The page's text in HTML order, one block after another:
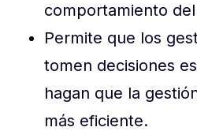
comportamiento
Permite que los
tomen decisiones
hagan que la
más eficiente.